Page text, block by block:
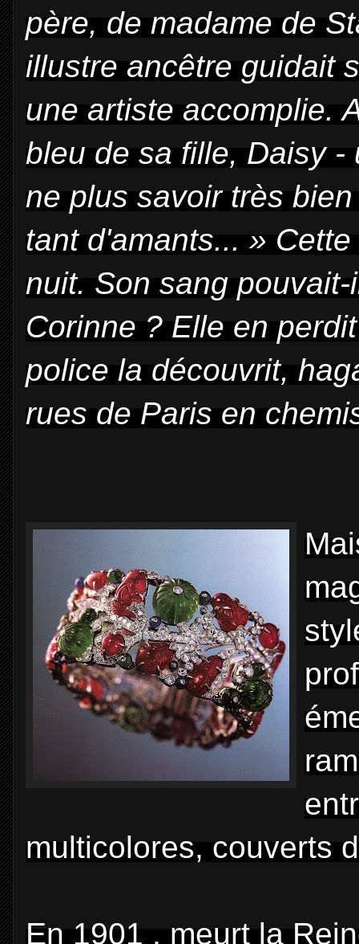
père, de madame de
illustre ancêtre guidait
une artiste accomplie.
bleu de sa fille, Daisy
ne plus savoir très
tant d'amants... »
nuit. Son sang
Corinne ? Elle en
police la découvrit,
rues de Paris en
multicolores, couverts
En 1901 , meurt la